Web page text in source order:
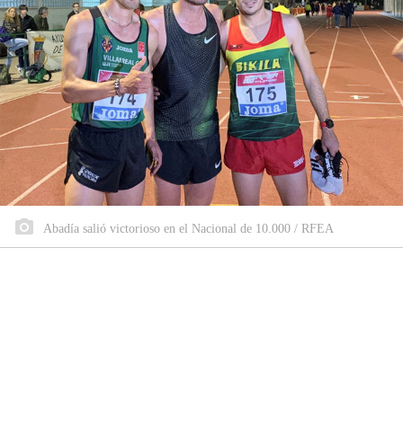
Abadía salió victorioso en el Nacional de 10.000 / RFEA